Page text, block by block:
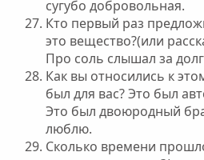
сугубо добровольная.
Кто первый раз
это вещество?(или
Про соль слышал за
Как вы относились к
был для вас? Это был
Это был двоюродный
люблю.
Сколько времени